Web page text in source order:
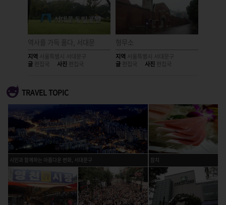
역사를 가득 품다, 서대문
지역 서울특별시 서대문구
글 편집국 사진 편집국
형무소
지역 서울특별시 서대문구
글 편집국 사진 편집국
TRAVEL TOPIC
참치
시민과 함께하는 아름다운 변화, 서대문구